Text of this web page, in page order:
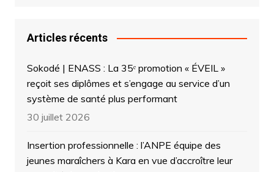
Articles récents
Sokodé | ENASS : La 35ᵉ promotion « ÉVEIL »
reçoit ses diplômes et s’engage au service d’un
système de santé plus performant
30 juillet 2026
Insertion professionnelle : l’ANPE équipe des
jeunes maraîchers à Kara en vue d’accroître leur